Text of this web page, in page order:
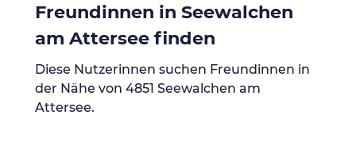
Freundinnen in Seewalchen
am Attersee finden
Diese Nutzerinnen suchen Freundinnen in
der Nähe von 4851 Seewalchen am
Attersee.